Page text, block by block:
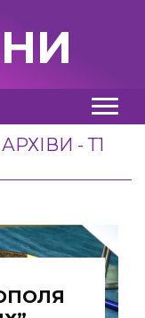
- Т1